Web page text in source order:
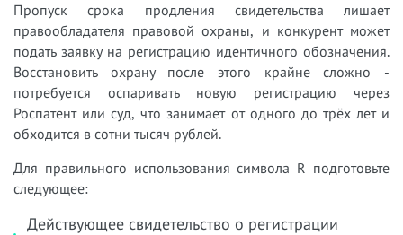
Пропуск срока продления свидетельства лишает
правообладателя правовой охраны, и конкурент может
подать заявку на регистрацию идентичного обозначения.
Восстановить охрану после этого крайне сложно -
потребуется оспаривать новую регистрацию через
Роспатент или суд, что занимает от одного до трёх лет и
обходится в сотни тысяч рублей.
Для правильного использования символа R подготовьте
следующее:
Действующее свидетельство о регистрации